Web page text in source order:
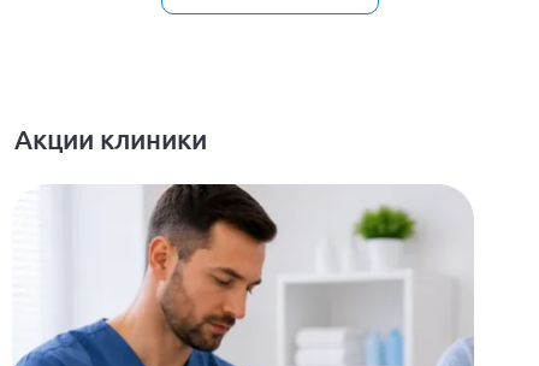
Акции клиники